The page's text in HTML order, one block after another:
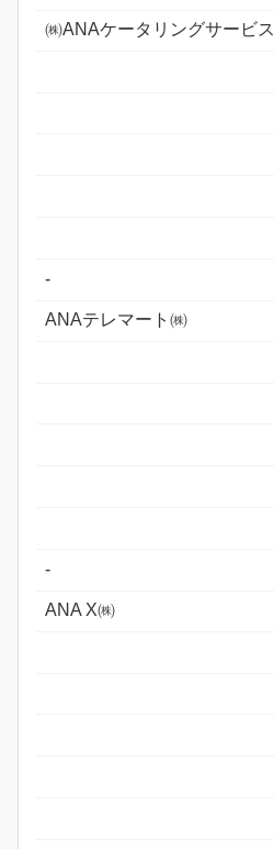
㈱ANAケータリングサービス
-
ANAテレマート㈱
-
ANA X㈱